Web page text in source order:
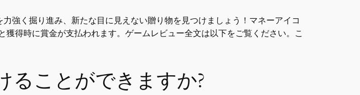
強く掘り進み、新たな目に見えない贈り物を見つけましょう！マネーアイコ
得時に賞金が支払われます。ゲームレビュー全文は以下をご覧ください。こ
ることができますか?